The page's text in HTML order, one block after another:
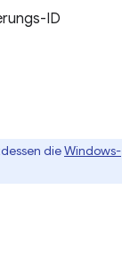
ID
dieWindows-